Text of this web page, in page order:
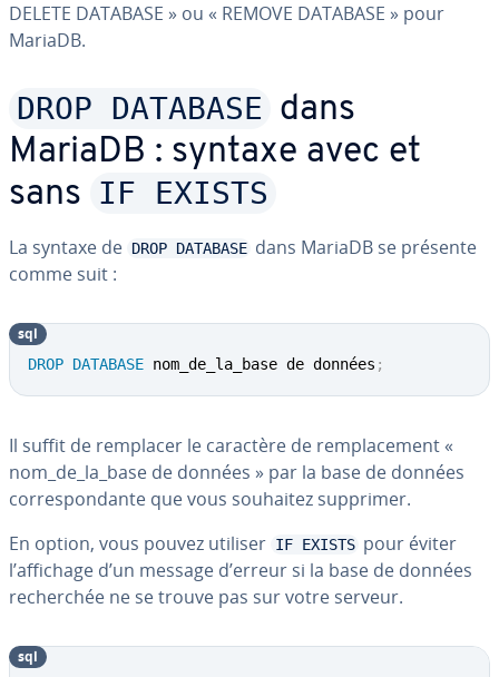
DELETE DATABASE » ou « REMOVE DATABASE » pour
MariaDB.
DROP DATABASE dans
MariaDB : syntaxe avec et
sans IF EXISTS
La syntaxe de DROP DATABASE dans MariaDB se présente
comme suit :
DROP DATABASE nom_de_la_base de données ;
sql
Il suffit de remplacer le caractère de rem­pla­ce­ment «
nom_de_la_base de données » par la base de données
cor­res­pon­dante que vous souhaitez supprimer.
En option, vous pouvez utiliser IF EXISTS pour éviter
l’affichage d’un message d’erreur si la base de données
re­cher­chée ne se trouve pas sur votre serveur.
sql